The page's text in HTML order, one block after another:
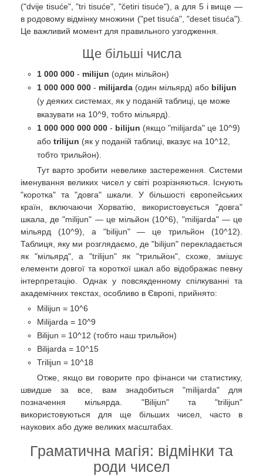
("dvije tisuće", "tri tisuće", "četiri tisuće"), а для 5 і вище —
в родовому відмінку множини ("pet tisuća", "deset tisuća").
Це важливий момент для правильного узгодження.
Ще більші числа
1 000 000 - milijun (один мільйон)
1 000 000 000 - milijarda (один мільярд) або bilijun
(у деяких системах, як у поданій таблиці, це може
вказувати на 10^9, тобто мільярд).
1 000 000 000 000 - bilijun (якщо "milijarda" це 10^9)
або trilijun (як у поданій таблиці, вказує на 10^12,
тобто трильйон).
Тут варто зробити невелике застереження. Системи
іменування великих чисел у світі розрізняються. Існують
"коротка" та "довга" шкали. У більшості європейських
країн, включаючи Хорватію, використовується "довга"
шкала, де "milijun" — це мільйон (10^6), "milijarda" — це
мільярд (10^9), а "bilijun" — це трильйон (10^12).
Таблиця, яку ми розглядаємо, де "bilijun" перекладається
як "мільярд", а "trilijun" як "трильйон", схоже, змішує
елементи довгої та короткої шкал або відображає певну
інтерпретацію. Однак у повсякденному спілкуванні та
академічних текстах, особливо в Європі, прийнято:
Milijun = 10^6
Milijarda = 10^9
Bilijun = 10^12 (тобто наш трильйон)
Bilijarda = 10^15
Trilijun = 10^18
Отже, якщо ви говорите про фінанси чи статистику,
швидше за все, вам знадобиться "milijarda" для
позначення мільярда. "Bilijun" та "trilijun"
використовуються для ще більших чисел, часто в
наукових або дуже великих масштабах.
Граматична магія: відмінки та
роди чисел